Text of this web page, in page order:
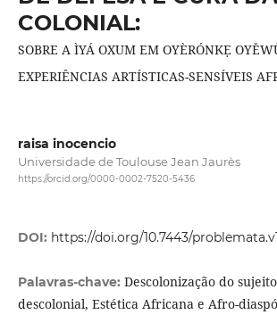
COLONIAL:
SOBRE A ÌYÁ OXUM EM OYÈRÓNKẸ
EXPERIÊNCIAS ARTÍSTICAS-SENSÍVEIS
raisa inocencio
Universidade de Toulouse Jean Jaurès
https://orcid.org/0000-0002-7520-5436
DOI: https://doi.org/10.7443/
Palavras-chave: Descolonização do
descolonial, Estética Africana e Afro-